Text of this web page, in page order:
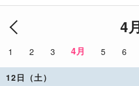
4
1 2 3 4月 5 6
12日（土）